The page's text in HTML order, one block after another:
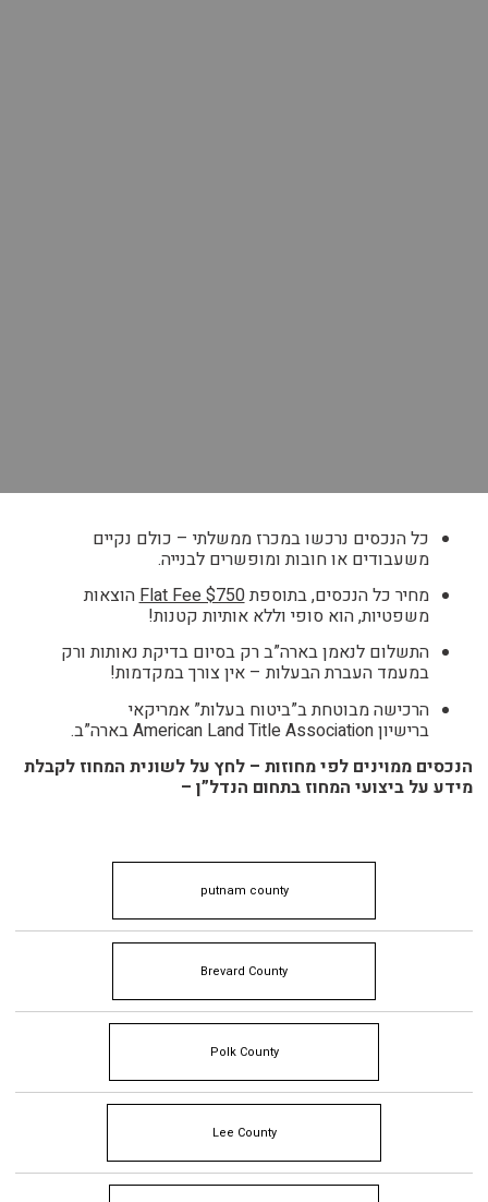
כל הנכסים נרכשו במכרז ממשלתי – כולם נקיים
משעבודים או חובות ומופשרים לבנייה.
מחיר כל הנכסים, בתוספתFlat Fee $750הוצאות
משפטיות, הוא סופי וללא אותיות קטנות!
התשלום לנאמן בארה”ב רק בסיום בדיקת נאותות ורק
במעמד העברת הבעלות – אין צורך במקדמות!
הרכישה מבוטחת ב”ביטוח בעלות” אמריקאי
ברישיון American Land Title Association בארה”ב.
הנכסים ממוינים לפי מחוזות – לחץ על לשונית המחוז לקבלת
מידע על ביצועי המחוז בתחום הנדל”ן –
putnam county
Brevard County
Polk County
Lee County